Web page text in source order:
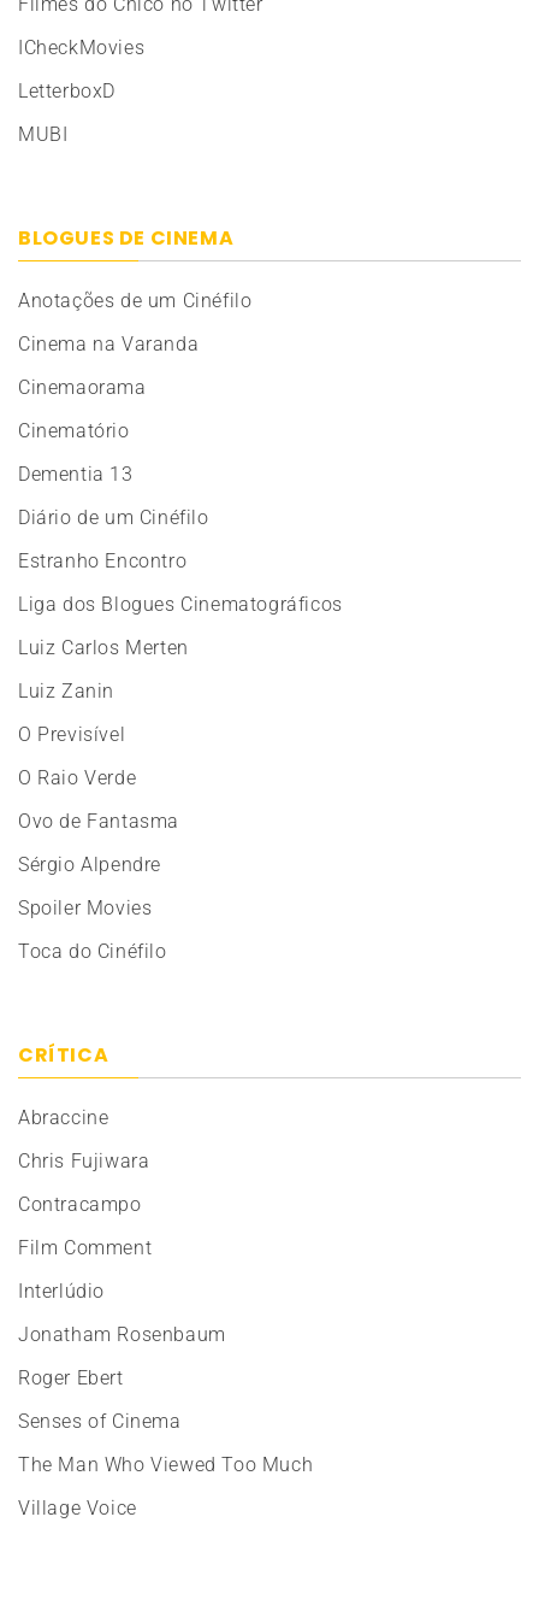
ICheckMovies
LetterboxD
MUBI
BLOGUES DE CINEMA
Anotações de um Cinéfilo
Cinema na Varanda
Cinemaorama
Cinematório
Dementia 13
Diário de um Cinéfilo
Estranho Encontro
Liga dos Blogues Cinematográficos
Luiz Carlos Merten
Luiz Zanin
O Previsível
O Raio Verde
Ovo de Fantasma
Sérgio Alpendre
Spoiler Movies
Toca do Cinéfilo
CRÍTICA
Abraccine
Chris Fujiwara
Contracampo
Film Comment
Interlúdio
Jonatham Rosenbaum
Roger Ebert
Senses of Cinema
The Man Who Viewed Too Much
Village Voice